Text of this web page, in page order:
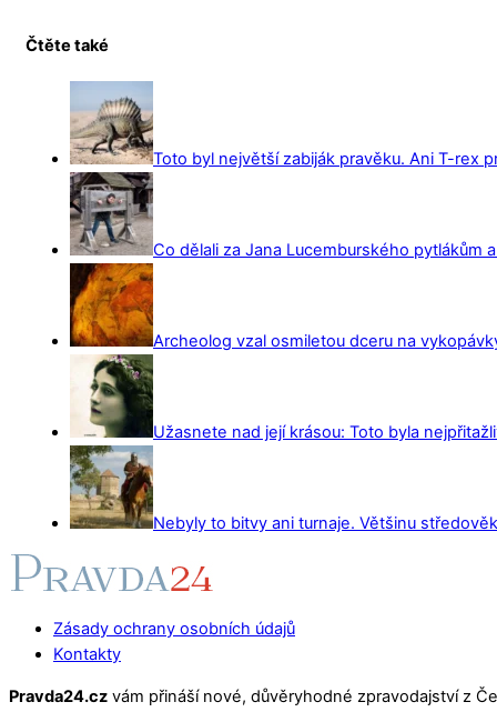
Čtěte také
Toto byl největší zabiják pravěku. Ani T-rex
Co dělali za Jana Lucemburského pytlákům
Archeolog vzal osmiletou dceru na
Užasnete nad její krásou: Toto byla
Nebyly to bitvy ani turnaje. Většinu
Zásady ochrany osobních údajů
Kontakty
Pravda24.cz vám přináší nové, důvěryhodné zpravodajství z